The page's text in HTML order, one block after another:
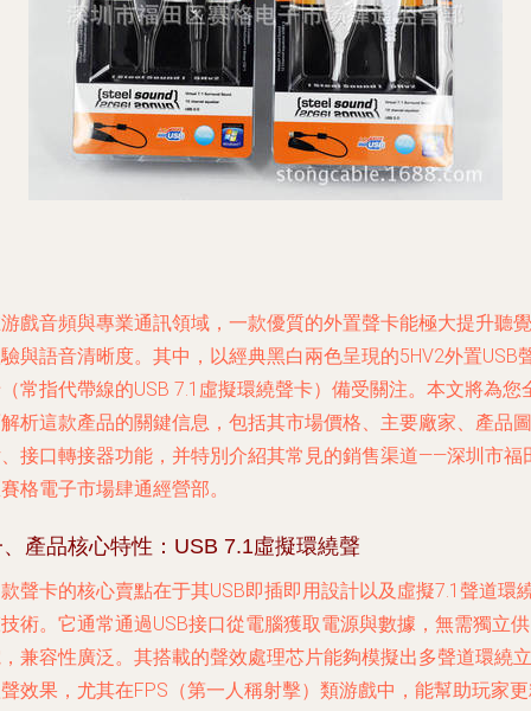
戲音頻與專業通訊領域，一款優質的外置聲卡能極大提升聽覺
與語音清晰度。其中，以經典黑白兩色呈現的5HV2外置USB
常指代帶線的USB 7.1虛擬環繞聲卡）備受關注。本文將為您
析這款產品的關鍵信息，包括其市場價格、主要廠家、產品圖
接口轉接器功能，并特別介紹其常見的銷售渠道——深圳市福
格電子市場肆通經營部。
產品核心特性：USB 7.1虛擬環繞聲
聲卡的核心賣點在于其USB即插即用設計以及虛擬7.1聲道環
術。它通常通過USB接口從電腦獲取電源與數據，無需獨立供
兼容性廣泛。其搭載的聲效處理芯片能夠模擬出多聲道環繞立
效果，尤其在FPS（第一人稱射擊）類游戲中，能幫助玩家